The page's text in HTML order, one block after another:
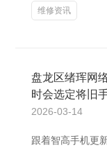
维修资讯
盘龙区绪珲网
时会选定将旧
2026-03-14
跟着智高手机更